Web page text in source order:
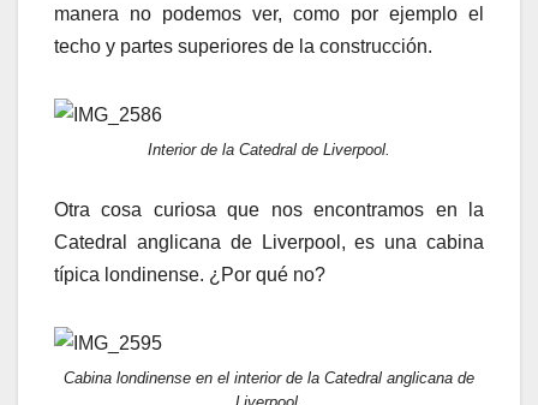
manera no podemos ver, como por ejemplo el
techo y partes superiores de la construcción.
Interior de la Catedral de Liverpool.
Otra cosa curiosa que nos encontramos en la
Catedral anglicana de Liverpool, es una cabina
típica londinense. ¿Por qué no?
Cabina londinense en el interior de la Catedral anglicana de